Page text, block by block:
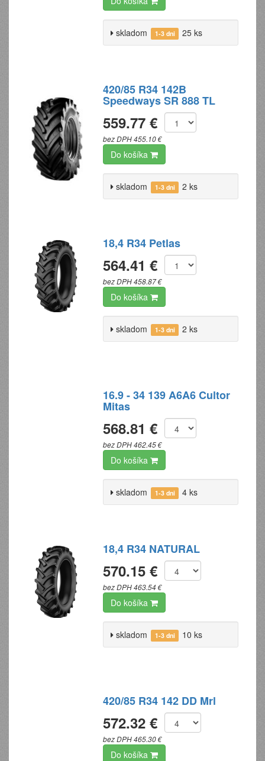
skladom 1-3 dni 25 ks
420/85 R34 142B
Speedways SR 888 TL
559.77 €
bez DPH 455.10 €
Do košíka
skladom 1-3 dni 2 ks
18,4 R34 Petlas
564.41 €
bez DPH 458.87 €
Do košíka
skladom 1-3 dni 2 ks
16.9 - 34 139 A6A6 Cultor
Mitas
568.81 €
bez DPH 462.45 €
Do košíka
skladom 1-3 dni 4 ks
18,4 R34 NATURAL
570.15 €
bez DPH 463.54 €
Do košíka
skladom 1-3 dni 10 ks
420/85 R34 142 DD Mrl
572.32 €
bez DPH 465.30 €
Do košíka